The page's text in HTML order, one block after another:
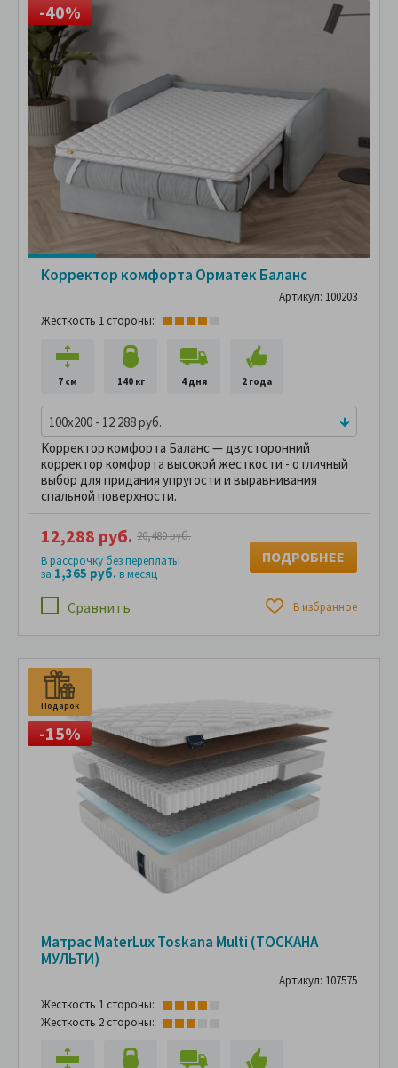
-40%
Корректор комфорта Орматек Баланс
Артикул: 100203
Жесткость 1 стороны:
7 см 140 кг 4 дня 2 года
100x200 - 12 288 руб.
Корректор комфорта Баланс — двусторонний
корректор комфорта высокой жесткости - отличный
выбор для придания упругости и выравнивания
спальной поверхности.
Сравнить В избранное
12,288 руб. 20,480 руб.
В рассрочку без переплаты
за 1,365 руб.в месяц
ПОДРОБНЕЕ
Подарок
-15%
Матрас MaterLux Toskana Multi (ТОСКАНА
МУЛЬТИ)
Артикул: 107575
Жесткость 1 стороны:
Жесткость 2 стороны: